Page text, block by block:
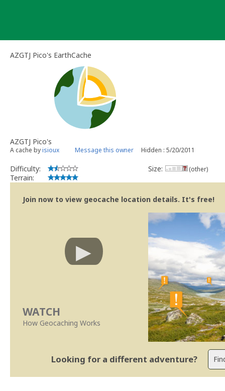
AZGTJ Pico's EarthCache
AZGTJ Pico's
A cache byisioux Message this owner Hidden : 5/20/2011
Difficulty:
Terrain:
Size: (other)
Join now to view geocache location details. It's free!
WATCH
How Geocaching Works
Looking for a different adventure?